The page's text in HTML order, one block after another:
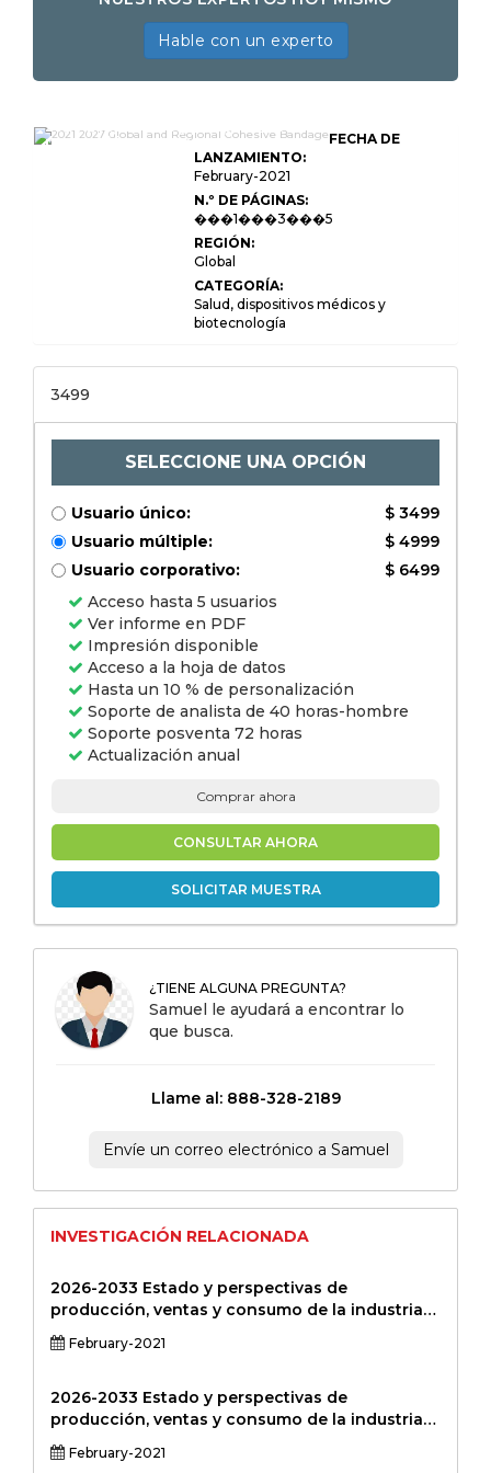
Hable con un experto
2026-2033 Estado y perspectivas de
producción, ventas y consumo de la
industria del vendaje cohesivo global
y regional Informe de investigación
de mercado profesional Versión
FECHA DE
LANZAMIENTO:
February-2021
N.º DE PÁGINAS:
���1���3���5
REGIÓN:
Global
CATEGORÍA:
Salud, dispositivos médicos y
biotecnología
3499
SELECCIONE UNA OPCIÓN
Usuario único:
$ 3499
Usuario múltiple:
$ 4999
Usuario corporativo:
$ 6499
Acceso hasta 5 usuarios
Ver informe en PDF
Impresión disponible
Acceso a la hoja de datos
Hasta un 10 % de personalización
Soporte de analista de 40 horas-hombre
Soporte posventa 72 horas
Actualización anual
Comprar ahora
CONSULTAR AHORA
SOLICITAR MUESTRA
¿TIENE ALGUNA PREGUNTA?
Samuel le ayudará a encontrar lo
que busca.
Llame al: 888-328-2189
Envíe un correo electrónico a Samuel
INVESTIGACIÓN RELACIONADA
2026-2033 Estado y perspectivas de
producción, ventas y consumo de la industria
del vendaje cohesivo global y regional Informe
de investigación de mercado profesional
February-2021
2026-2033 Estado y perspectivas de
producción, ventas y consumo de la industria
global y regional de agujas espinales Informe
de investigación de mercado profesional
February-2021